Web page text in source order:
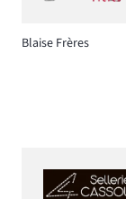
Blaise Frères